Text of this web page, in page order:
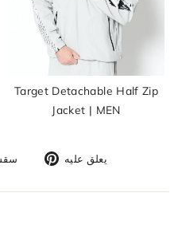
Target Detachable Half Zip
Jacket | MEN
غرد
تويتر
يعلق عليه
pinterest